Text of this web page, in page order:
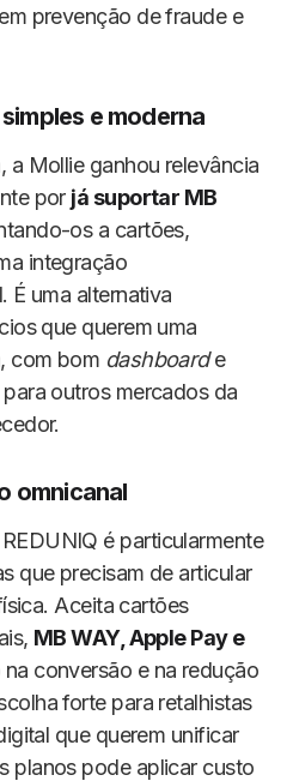
prevenção de fraude e
e moderna
a Mollie ganhou relevância
por já suportar MB
os a cartões,
integração
É uma alternativa
que querem uma
com bom dashboarde
outros mercados da
omnicanal
é particularmente
que precisam de articular
Aceita cartões
MB WAY, Apple Pay e
conversão e na redução
forte para retalhistas
que querem unificar
planos pode aplicar custo